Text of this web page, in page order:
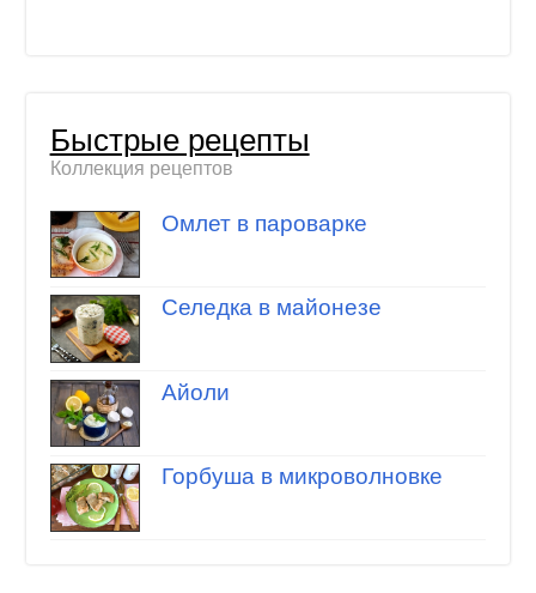
Быстрые рецепты
Коллекция рецептов
Омлет в пароварке
Селедка в майонезе
Айоли
Горбуша в микроволновке